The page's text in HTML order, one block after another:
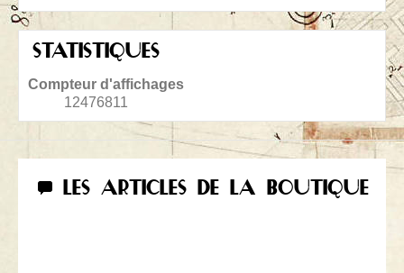
STATISTIQUES
Compteur d'affichages
12476811
LES ARTICLES DE LA BOUTIQUE